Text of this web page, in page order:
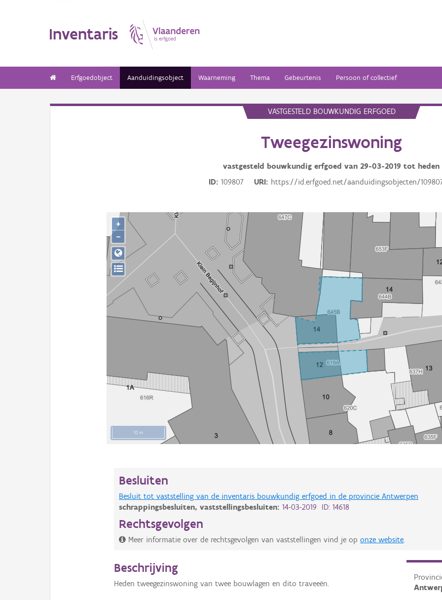
Inventaris
Erfgoedobject Aanduidingsobject Waarneming Thema Gebeurtenis Persoon of collectief
VASTGESTELD BOUWKUNDIG ERFGOED
Tweegezinswoning
vastgesteld bouwkundig erfgoed van29-03-2019 tot heden
ID
109807 URI https://id.erfgoed.net/aanduidingsobjecten/
10 m
+
−
Besluiten
Besluit tot vaststelling van de inventaris bouwkundig erfgoed in de provincie Antwerpen
schrappingsbesluiten,vaststellingsbesluiten:14-03-2019 ID: 14618
Rechtsgevolgen
Meer informatie over de rechtsgevolgen van vaststellingen vind je oponze website.
Beschrijving
Heden tweegezinswoning van twee bouwlagen en dito traveeën.